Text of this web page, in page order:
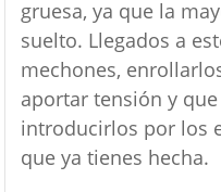
gruesa, ya que la
suelto. Llegados a
mechones,
aportar tensión y
introducirlos por los
que ya tienes hecha.